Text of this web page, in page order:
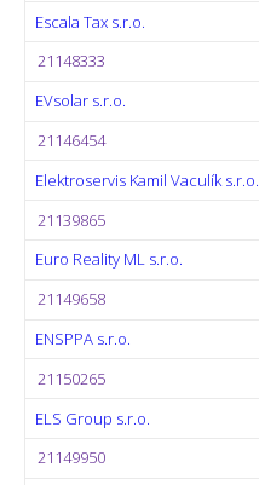
Escala Tax s.r.o.
21148333
EVsolar s.r.o.
21146454
Elektroservis Kamil Vaculík s.r.o.
21139865
Euro Reality ML s.r.o.
21149658
ENSPPA s.r.o.
21150265
ELS Group s.r.o.
21149950